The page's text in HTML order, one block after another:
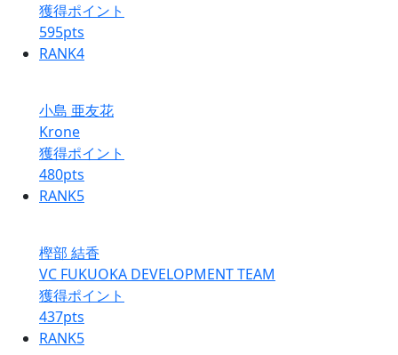
獲得ポイント
595pts
RANK4
小島 亜友花
Krone
獲得ポイント
480pts
RANK5
樫部 結香
VC FUKUOKA DEVELOPMENT TEAM
獲得ポイント
437pts
RANK5